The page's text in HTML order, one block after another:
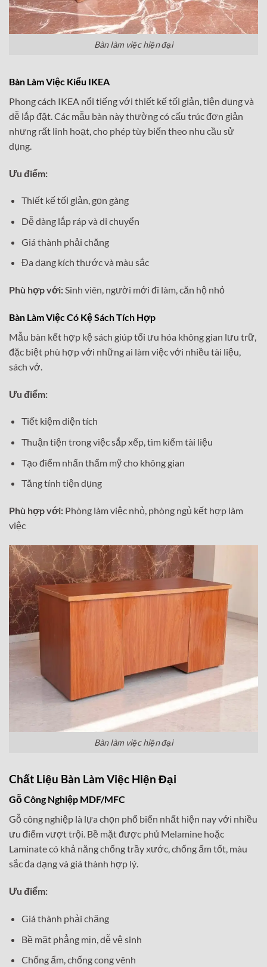
Bàn làm việc hiện đại
Bàn Làm Việc Kiểu IKEA
Phong cách IKEA nổi tiếng với thiết kế tối giản, tiện dụng và
dễ lắp đặt. Các mẫu bàn này thường có cấu trúc đơn giản
nhưng rất linh hoạt, cho phép tùy biến theo nhu cầu sử
dụng.
Ưu điểm:
Thiết kế tối giản, gọn gàng
Dễ dàng lắp ráp và di chuyển
Giá thành phải chăng
Đa dạng kích thước và màu sắc
Phù hợp với:Sinh viên, người mới đi làm, căn hộ nhỏ
Bàn Làm Việc Có Kệ Sách Tích Hợp
Mẫu bàn kết hợp kệ sách giúp tối ưu hóa không gian lưu trữ,
đặc biệt phù hợp với những ai làm việc với nhiều tài liệu,
sách vở.
Ưu điểm:
Tiết kiệm diện tích
Thuận tiện trong việc sắp xếp, tìm kiếm tài liệu
Tạo điểm nhấn thẩm mỹ cho không gian
Tăng tính tiện dụng
Phù hợp với: Phòng làm việc nhỏ, phòng ngủ kết hợp làm
việc
Bàn làm việc hiện đại
Chất Liệu Bàn Làm Việc Hiện Đại
Gỗ Công Nghiệp MDF/MFC
Gỗ công nghiệp là lựa chọn phổ biến nhất hiện nay với nhiều
ưu điểm vượt trội. Bề mặt được phủ Melamine hoặc
Laminate có khả năng chống trầy xước, chống ẩm tốt, màu
sắc đa dạng và giá thành hợp lý.
Ưu điểm:
Giá thành phải chăng
Bề mặt phẳng mịn, dễ vệ sinh
Chống ẩm, chống cong vênh